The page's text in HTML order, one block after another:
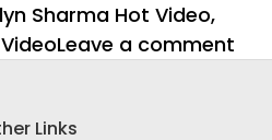
Sharma Hot Video,
Leave a comment
Links